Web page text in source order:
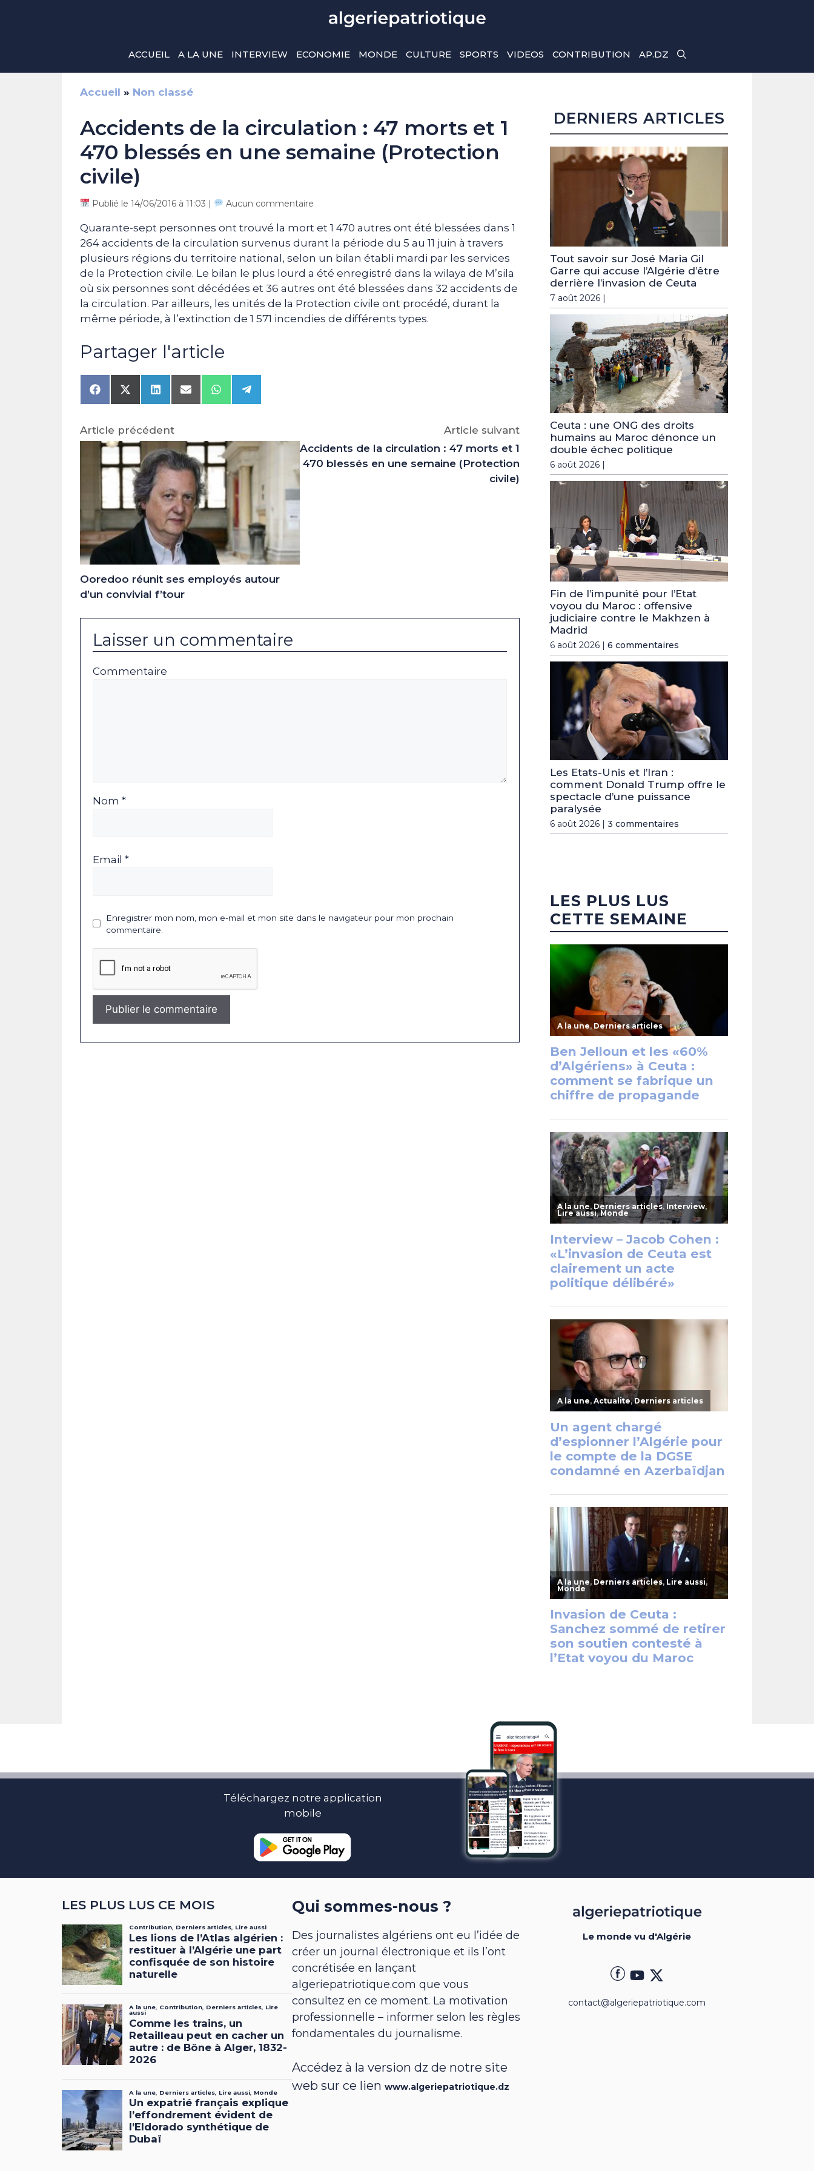
ACCUEIL A LA UNE INTERVIEW ECONOMIE MONDE CULTURE SPORTS VIDEOS CONTRIBUTION AP.DZ
Accueil » Non classé
Accidents de la circulation : 47 morts et 1
470 blessés en une semaine (Protection
civile)
Publié le 14/06/2016 à 11:03 | Aucun commentaire
Quarante-sept personnes ont trouvé la mort et 1 470 autres ont été blessées dans 1
264 accidents de la circulation survenus durant la période du 5 au 11 juin à travers
plusieurs régions du territoire national, selon un bilan établi mardi par les services
de la Protection civile. Le bilan le plus lourd a été enregistré dans la wilaya de M’sila
où six personnes sont décédées et 36 autres ont été blessées dans 32 accidents de
la circulation. Par ailleurs, les unités de la Protection civile ont procédé, durant la
même période, à l’extinction de 1 571 incendies de différents types.
Partager l'article
Share
on
Share
on
(Twitter)
Share
on
Share
on
Share
on
Share
on
Article précédent
Ooredoo réunit ses employés autour
d’un convivial f’tour
Article suivant
Accidents de la circulation : 47 morts et 1
470 blessés en une semaine (Protection
civile)
Laisser un commentaire
Commentaire
Nom *
Email *
Enregistrer mon nom, mon e-mail et mon site dans le navigateur pour mon prochain
commentaire.
DERNIERS ARTICLES
Tout savoir sur José Maria Gil
Garre qui accuse l’Algérie d’être
derrière l’invasion de Ceuta
7 août 2026 |
Ceuta : une ONG des droits
humains au Maroc dénonce un
double échec politique
6 août 2026 |
Fin de l’impunité pour l’Etat
voyou du Maroc : offensive
judiciaire contre le Makhzen à
Madrid
6 août 2026 | 6 commentaires
Les Etats-Unis et l’Iran :
comment Donald Trump offre le
spectacle d’une puissance
paralysée
6 août 2026 | 3 commentaires
LES PLUS LUS
CETTE SEMAINE
Téléchargez notre application
mobile
LES PLUS LUS CE MOIS Qui sommes-nous ?
Des journalistes algériens ont eu l’idée de
créer un journal électronique et ils l’ont
concrétisée en lançant
algeriepatriotique.com que vous
consultez en ce moment. La motivation
professionnelle – informer selon les règles
fondamentales du journalisme.
Accédez à la version dz de notre site
web sur ce lienwww.algeriepatriotique.dz
Le monde vu d'Algérie
contact@algeriepatriotique.com